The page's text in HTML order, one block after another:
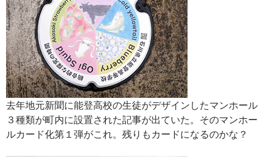
去年地元新聞に能登高校の生徒がデザインしたマンホール
３種類が町内に設置された記事が出ていた。そのマンホー
ルカード化第１弾がこれ。残りもカードになるのかな？